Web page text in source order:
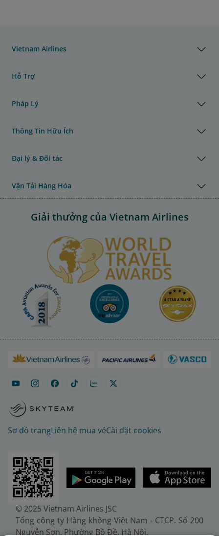
Vietnam Airlines
Hỗ Trợ
Pháp Lý
Thông Tin Hữu Ích
Đại lý & Đối tác
Vận Tải Hàng Hóa
Giải thưởng của Vietnam Airlines
Sơ đồ trangLiên hệ mua véCài đặt cookies
© 2025 Vietnam Airlines JSC
Tổng công ty Hàng không Việt Nam - CTCP. Số 200
Nguyễn Sơn, Phường Bồ Đề, Hà Nội.